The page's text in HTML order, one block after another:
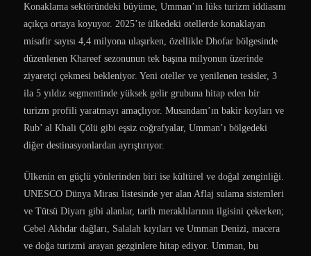
Konaklama sektöründeki büyüme, Umman’ın lüks turizm iddiasını
açıkça ortaya koyuyor. 2025’te ülkedeki otellerde konaklayan
misafir sayısı 4,4 milyona ulaşırken, özellikle Dhofar bölgesinde
düzenlenen Khareef sezonunun tek başına milyonun üzerinde
ziyaretçi çekmesi bekleniyor. Yeni oteller ve yenilenen tesisler, 3
ila 5 yıldız segmentinde yüksek gelir grubuna hitap eden bir
turizm profili yaratmayı amaçlıyor. Musandam’ın bakir koyları ve
Rub’ al Khali Çölü gibi eşsiz coğrafyalar, Umman’ı bölgedeki
diğer destinasyonlardan ayrıştırıyor.
Ülkenin en güçlü yönlerinden biri ise kültürel ve doğal zenginliği.
UNESCO Dünya Mirası listesinde yer alan Aflaj sulama sistemleri
ve Tütsü Diyarı gibi alanlar, tarih meraklılarının ilgisini çekerken;
Cebel Akhdar dağları, Salalah kıyıları ve Umman Denizi, macera
ve doğa turizmi arayan gezginlere hitap ediyor. Umman, bu